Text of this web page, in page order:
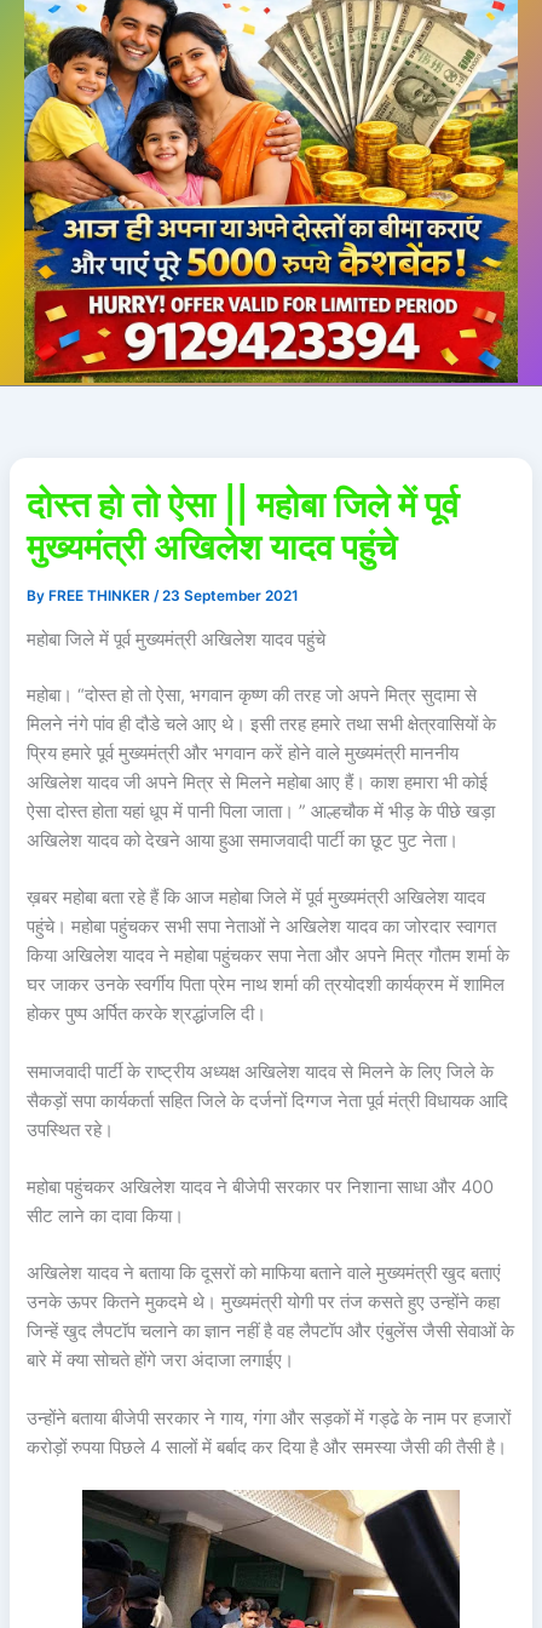
दोस्त हो तो ऐसा || महोबा जिले में पूर्व
मुख्यमंत्री अखिलेश यादव पहुंचे
By FREE THINKER/23 September 2021
महोबा जिले में पूर्व मुख्यमंत्री अखिलेश यादव पहुंचे
महोबा। “दोस्त हो तो ऐसा, भगवान कृष्ण की तरह जो अपने मित्र सुदामा से
मिलने नंगे पांव ही दौडे चले आए थे। इसी तरह हमारे तथा सभी क्षेत्रवासियों के
प्रिय हमारे पूर्व मुख्यमंत्री और भगवान करें होने वाले मुख्यमंत्री माननीय
अखिलेश यादव जी अपने मित्र से मिलने महोबा आए हैं। काश हमारा भी कोई
ऐसा दोस्त होता यहां धूप में पानी पिला जाता। ” आल्हचौक में भीड़ के पीछे खड़ा
अखिलेश यादव को देखने आया हुआ समाजवादी पार्टी का छूट पुट नेता।
ख़बर महोबा बता रहे हैं कि आज महोबा जिले में पूर्व मुख्यमंत्री अखिलेश यादव
पहुंचे। महोबा पहुंचकर सभी सपा नेताओं ने अखिलेश यादव का जोरदार स्वागत
किया अखिलेश यादव ने महोबा पहुंचकर सपा नेता और अपने मित्र गौतम शर्मा के
घर जाकर उनके स्वर्गीय पिता प्रेम नाथ शर्मा की त्रयोदशी कार्यक्रम में शामिल
होकर पुष्प अर्पित करके श्रद्धांजलि दी।
समाजवादी पार्टी के राष्ट्रीय अध्यक्ष अखिलेश यादव से मिलने के लिए जिले के
सैकड़ों सपा कार्यकर्ता सहित जिले के दर्जनों दिग्गज नेता पूर्व मंत्री विधायक आदि
उपस्थित रहे।
महोबा पहुंचकर अखिलेश यादव ने बीजेपी सरकार पर निशाना साधा और 400
सीट लाने का दावा किया।
अखिलेश यादव ने बताया कि दूसरों को माफिया बताने वाले मुख्यमंत्री खुद बताएं
उनके ऊपर कितने मुकदमे थे। मुख्यमंत्री योगी पर तंज कसते हुए उन्होंने कहा
जिन्हें खुद लैपटॉप चलाने का ज्ञान नहीं है वह लैपटॉप और एंबुलेंस जैसी सेवाओं के
बारे में क्या सोचते होंगे जरा अंदाजा लगाईए।
उन्होंने बताया बीजेपी सरकार ने गाय, गंगा और सड़कों में गड्ढे के नाम पर हजारों
करोड़ों रुपया पिछले 4 सालों में बर्बाद कर दिया है और समस्या जैसी की तैसी है।